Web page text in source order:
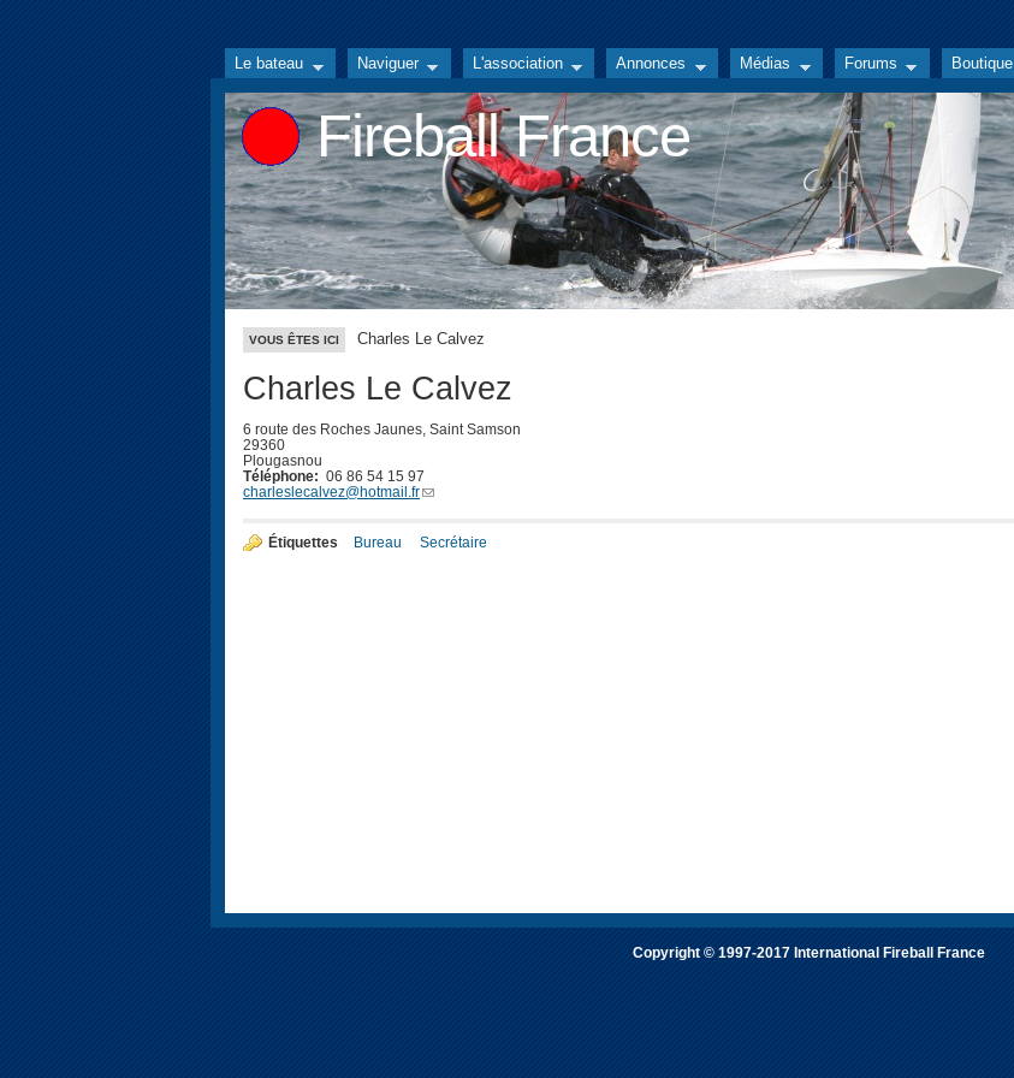
Le bateau Naviguer L'association Annonces Médias Forums Boutique
Fireball France
VOUS ÊTES ICI Charles Le Calvez
Charles Le Calvez
6 route des Roches Jaunes, Saint Samson
29360
Plougasnou
Téléphone: 06 86 54 15 97
charleslecalvez@hotmail.fr
Étiquettes Bureau Secrétaire
Copyright © 1997-2017 International Fireball France